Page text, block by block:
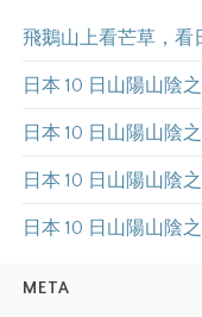
飛鵝山上看芒草，看
日本 10 日山陽山陰
日本 10 日山陽山陰
日本 10 日山陽山陰
日本 10 日山陽山陰
META